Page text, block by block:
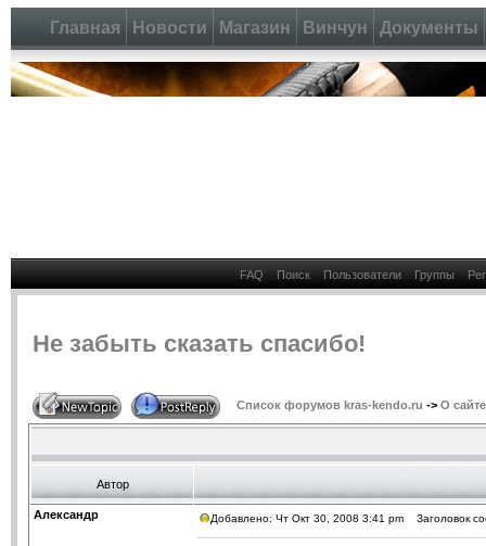
Главная Новости Магазин Винчун Документы
FAQ Поиск Пользователи Группы
Не забыть сказать спасибо!
Список форумов kras-kendo.ru -> О сайте
Автор
Александр Добавлено: Чт Окт 30, 2008 3:41 pm Заголовок